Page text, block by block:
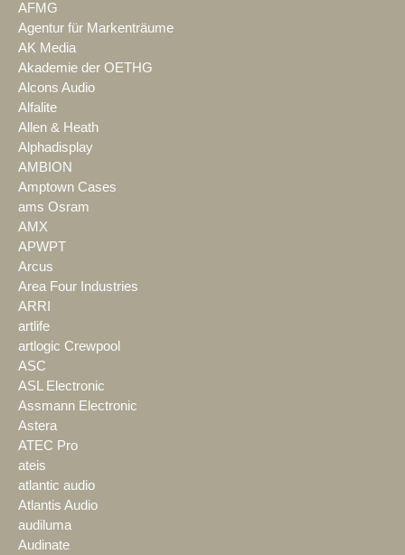
AFMG
Agentur für Markenträume
AK Media
Akademie der OETHG
Alcons Audio
Alfalite
Allen & Heath
Alphadisplay
AMBION
Amptown Cases
ams Osram
AMX
APWPT
Arcus
Area Four Industries
ARRI
artlife
artlogic Crewpool
ASC
ASL Electronic
Assmann Electronic
Astera
ATEC Pro
ateis
atlantic audio
Atlantis Audio
audiluma
Audinate